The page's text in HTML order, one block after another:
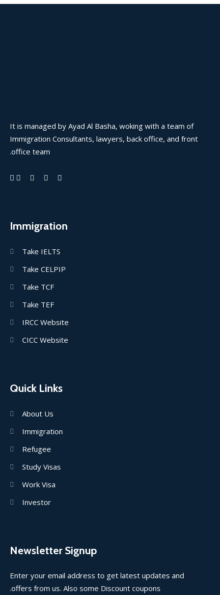
It is managed by Ayad Al Basha, woking with a team of
Immigration Consultants, lawyers, back office, and front
office team.
Immigration
Take IELTS
Take CELPIP
Take TCF
Take TEF
IRCC Website
CICC Website
Quick Links
About Us
Immigration
Refugee
Study Visas
Work Visa
Investor
Newsletter Signup
Enter your email address to get latest updates and
offers from us. Also some Discount coupons.